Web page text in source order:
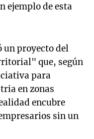
ejemplo de esta
un proyecto del
que, según
para
en zonas
encubre
sin un